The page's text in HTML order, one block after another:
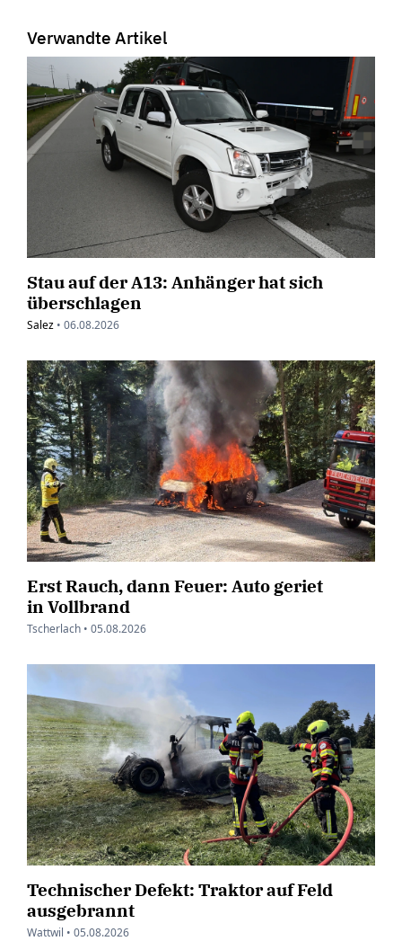
Verwandte Artikel
Stau auf der A13: Anhänger hat sich
überschlagen
Salez • 06.08.2026
Erst Rauch, dann Feuer: Auto geriet
in Vollbrand
Tscherlach • 05.08.2026
Technischer Defekt: Traktor auf Feld
ausgebrannt
Wattwil • 05.08.2026